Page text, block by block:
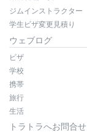
ジムインストラクター
学生ビザ変更見積り
ウェブログ
ビザ
学校
携帯
旅行
生活
トラトラへお問合せ